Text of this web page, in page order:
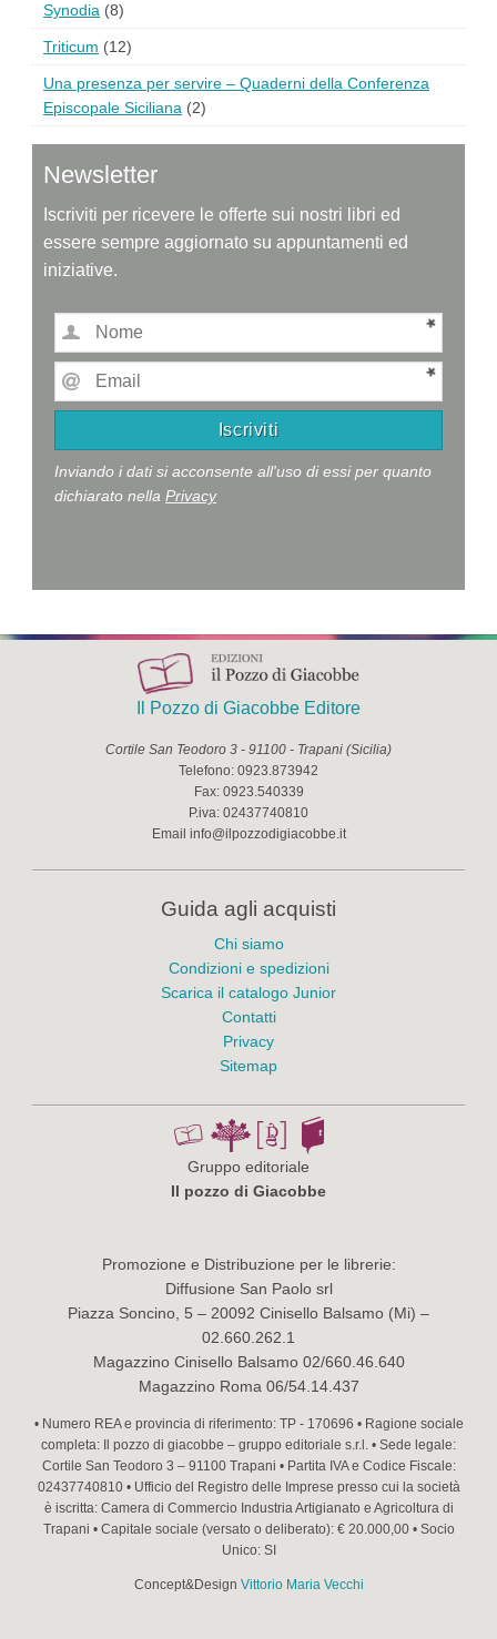
Synodia (8)
Triticum (12)
Una presenza per servire – Quaderni della Conferenza
Episcopale Siciliana (2)
Newsletter
Iscriviti per ricevere le offerte sui nostri libri ed
essere sempre aggiornato su appuntamenti ed
iniziative.
Inviando i dati si acconsente all'uso di essi per quanto
dichiarato nellaPrivacy
Il Pozzo di Giacobbe Editore
Cortile San Teodoro 3 - 91100 - Trapani (Sicilia)
Telefono: 0923.873942
Fax: 0923.540339
P.iva: 02437740810
Email info@ilpozzodigiacobbe.it
Guida agli acquisti
Chi siamo
Condizioni e spedizioni
Scarica il catalogo Junior
Contatti
Privacy
Sitemap
Gruppo editoriale
Il pozzo di Giacobbe
Promozione e Distribuzione per le librerie:
Diffusione San Paolo srl
Piazza Soncino, 5 – 20092 Cinisello Balsamo (Mi) –
02.660.262.1
Magazzino Cinisello Balsamo 02/660.46.640
Magazzino Roma 06/54.14.437
• Numero REA e provincia di riferimento: TP - 170696 • Ragione sociale
completa: Il pozzo di giacobbe – gruppo editoriale s.r.l. • Sede legale:
Cortile San Teodoro 3 – 91100 Trapani • Partita IVA e Codice Fiscale:
02437740810 • Ufficio del Registro delle Imprese presso cui la società
è iscritta: Camera di Commercio Industria Artigianato e Agricoltura di
Trapani • Capitale sociale (versato o deliberato): € 20.000,00 • Socio
Unico: SI
Concept&Design Vittorio Maria Vecchi